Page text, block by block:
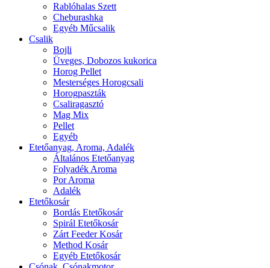
Rablóhalas Szett
Cheburashka
Egyéb Műcsalik
Csalik
Bojli
Üveges, Dobozos kukorica
Horog Pellet
Mesterséges Horogcsali
Horogpaszták
Csaliragasztó
Mag Mix
Pellet
Egyéb
Etetőanyag, Aroma, Adalék
Általános Etetőanyag
Folyadék Aroma
Por Aroma
Adalék
Etetőkosár
Bordás Etetőkosár
Spirál Etetőkosár
Zárt Feeder Kosár
Method Kosár
Egyéb Etetőkosár